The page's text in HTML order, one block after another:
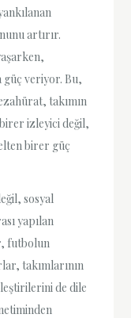
artırır.
güç veriyor. Bu,
takımın
izleyici değil,
birer güç
sosyal
yapılan
futbolun
takımlarının
de dile